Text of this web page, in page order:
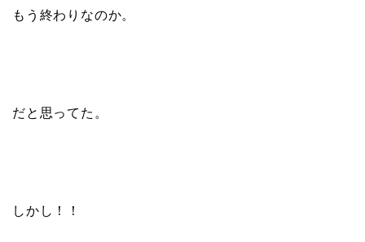
もう終わりなのか。
だと思ってた。
しかし！！